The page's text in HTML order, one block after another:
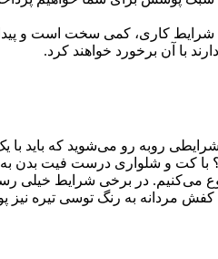
شرایط کاری، کمی سخت است و پیدا
با آن برخورد خواهند کرد.
روبه رو می‌شوید که باید با
با کت و شلواری درست فیت بدن
در برخی شرایط خیلی
مردانه به رنگ توسی تیره نیز